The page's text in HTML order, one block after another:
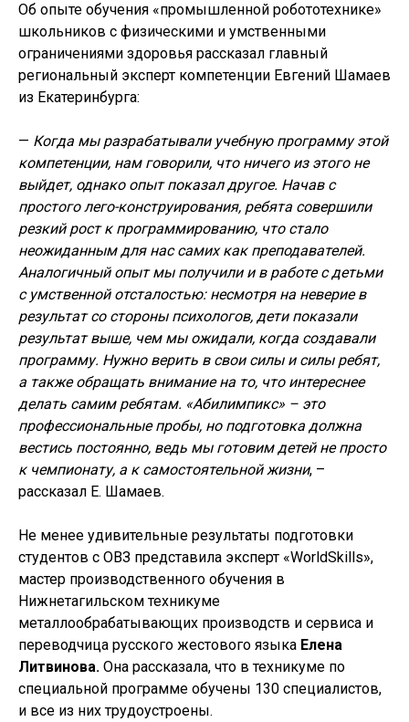
Об опыте обучения «промышленной робототехнике»
школьников с физическими и умственными
ограничениями здоровья рассказал главный
региональный эксперт компетенции Евгений Шамаев
из Екатеринбурга:
— Когда мы разрабатывали учебную программу этой
компетенции, нам говорили, что ничего из этого не
выйдет, однако опыт показал другое. Начав с
простого лего-конструирования, ребята совершили
резкий рост к программированию, что стало
неожиданным для нас самих как преподавателей.
Аналогичный опыт мы получили и в работе с детьми
с умственной отсталостью: несмотря на неверие в
результат со стороны психологов, дети показали
результат выше, чем мы ожидали, когда создавали
программу. Нужно верить в свои силы и силы ребят,
а также обращать внимание на то, что интереснее
делать самим ребятам. «Абилимпикс» – это
профессиональные пробы, но подготовка должна
вестись постоянно, ведь мы готовим детей не просто
к чемпионату, а к самостоятельной жизни, –
рассказал Е. Шамаев.
Не менее удивительные результаты подготовки
студентов с ОВЗ представила эксперт «WorldSkills»,
мастер производственного обучения в
Нижнетагильском техникуме
металлообрабатывающих производств и сервиса и
переводчица русского жестового языка Елена
Литвинова. Она рассказала, что в техникуме по
специальной программе обучены 130 специалистов,
и все из них трудоустроены.